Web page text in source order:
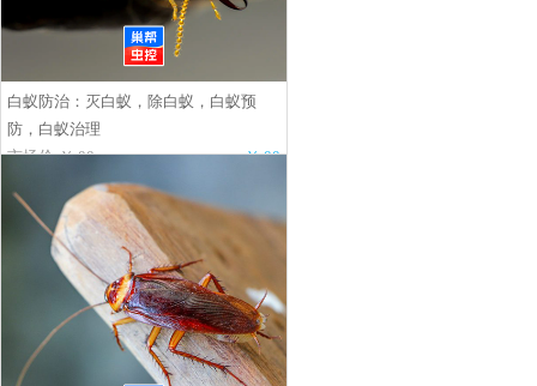
白蚁防治：灭白蚁，除白蚁，白蚁预
防，白蚁治理
市场价:￥.00
￥.00